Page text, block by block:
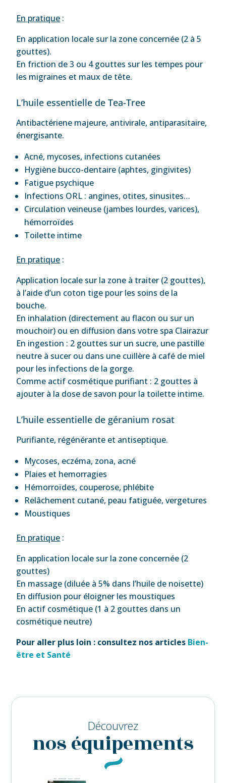
En pratique :
En application locale sur la zone concernée (2 à 5
gouttes).
En friction de 3 ou 4 gouttes sur les tempes pour
les migraines et maux de tête.
L’huile essentielle de Tea-Tree
Antibactériene majeure, antivirale, antiparasitaire,
énergisante.
Acné, mycoses, infections cutanées
Hygiène bucco-dentaire (aphtes, gingivites)
Fatigue psychique
Infections ORL : angines, otites, sinusites…
Circulation veineuse (jambes lourdes, varices),
hémorroïdes
Toilette intime
En pratique :
Application locale sur la zone à traiter (2 gouttes),
à l’aide d’un coton tige pour les soins de la
bouche.
En inhalation (directement au flacon ou sur un
mouchoir) ou en diffusion dans votre spa Clairazur
En ingestion : 2 gouttes sur un sucre, une pastille
neutre à sucer ou dans une cuillère à café de miel
pour les infections de la gorge.
Comme actif cosmétique purifiant : 2 gouttes à
ajouter à la dose de savon pour la toilette intime.
L’huile essentielle de géranium rosat
Purifiante, régénérante et antiseptique.
Mycoses, eczéma, zona, acné
Plaies et hemorragies
Hémorroïdes, couperose, phlébite
Relâchement cutané, peau fatiguée, vergetures
Moustiques
En pratique :
En application locale sur la zone concernée (2
gouttes)
En massage (diluée à 5% dans l’huile de noisette)
En diffusion pour éloigner les moustiques
En actif cosmétique (1 à 2 gouttes dans un
cosmétique neutre)
Pour aller plus loin : consultez nos articles Bien-
être et Santé
Découvrez
nos équipements